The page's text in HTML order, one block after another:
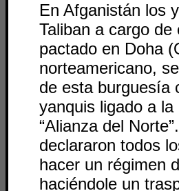
En Afganistán los
Taliban a cargo
pactado en Doha
norteamericano,
de esta burguesía
yanquis ligado a
“Alianza del
declararon todos
hacer un régimen
haciéndole un